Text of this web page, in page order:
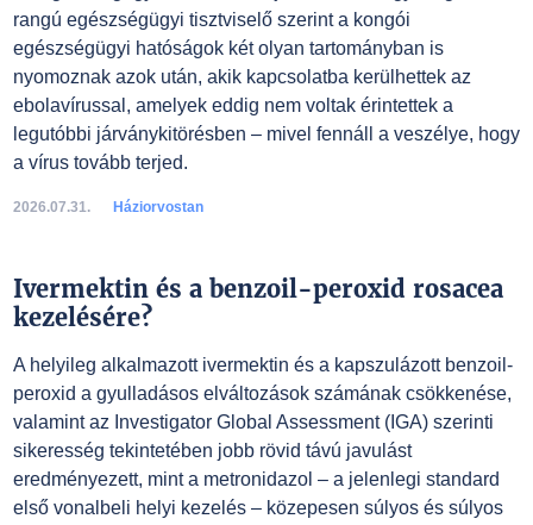
rangú egészségügyi tisztviselő szerint a kongói
egészségügyi hatóságok két olyan tartományban is
nyomoznak azok után, akik kapcsolatba kerülhettek az
ebolavírussal, amelyek eddig nem voltak érintettek a
legutóbbi járványkitörésben – mivel fennáll a veszélye, hogy
a vírus tovább terjed.
2026.07.31. Háziorvostan
Ivermektin és a benzoil-peroxid rosacea
kezelésére?
A helyileg alkalmazott ivermektin és a kapszulázott benzoil-
peroxid a gyulladásos elváltozások számának csökkenése,
valamint az Investigator Global Assessment (IGA) szerinti
sikeresség tekintetében jobb rövid távú javulást
eredményezett, mint a metronidazol – a jelenlegi standard
első vonalbeli helyi kezelés – közepesen súlyos és súlyos